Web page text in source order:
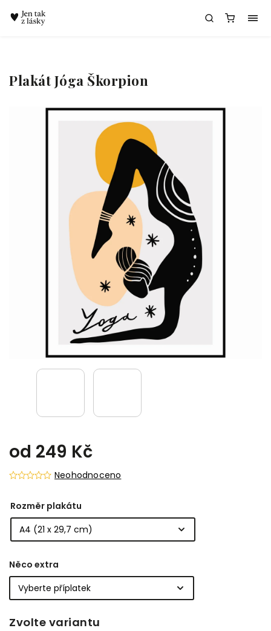
Plakát Jóga Škorpion
od 249 Kč
Neohodnoceno
Rozměr plakátu
Něco extra
Zvolte variantu